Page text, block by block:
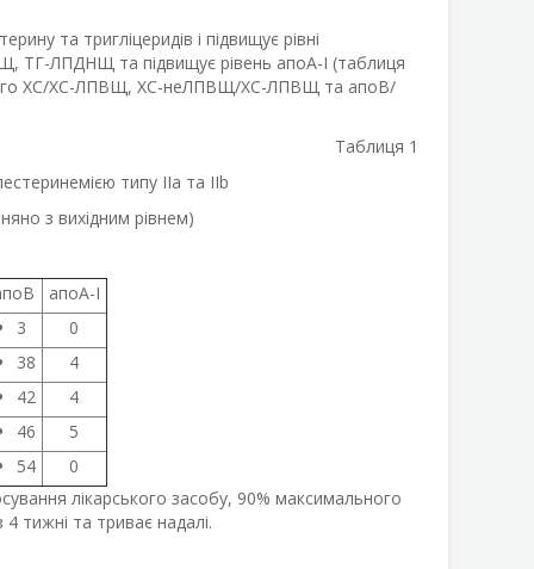
та тригліцеридів і підвищує рівні
ЛПДНЩ та підвищує рівень апоА-І (таблиця
ХС/ХС-ЛПВЩ, ХС-неЛПВЩ/ХС-ЛПВЩ та апоВ/
Таблиця 1
типу IIa та IІb
з вихідним рівнем)
апоА-I
3
0
38
4
42
4
46
5
54
0
лікарського засобу, 90% максимального
тижні та триває надалі.